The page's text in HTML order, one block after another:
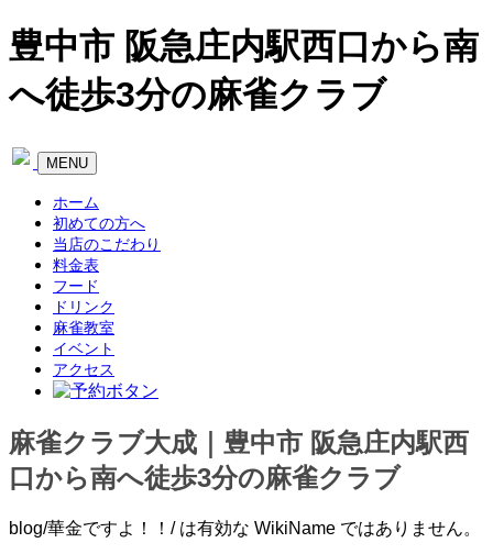
豊中市 阪急庄内駅西口から南
へ徒歩3分の麻雀クラブ
Toggle
navigation
MENU
ホーム
初めての方へ
当店のこだわり
料金表
フード
ドリンク
麻雀教室
イベント
アクセス
麻雀クラブ大成｜豊中市 阪急庄内駅西
口から南へ徒歩3分の麻雀クラブ
blog/華金ですよ！！/ は有効な WikiName ではありません。